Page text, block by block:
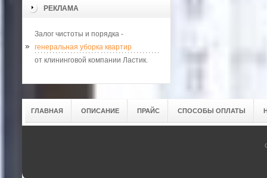
РЕКЛАМА
Залог чистоты и порядка -
генеральная уборка квартир
от клининговой компании Ластик.
ГЛАВНАЯ ОПИСАНИЕ ПРАЙС СПОСОБЫ ОПЛАТЫ